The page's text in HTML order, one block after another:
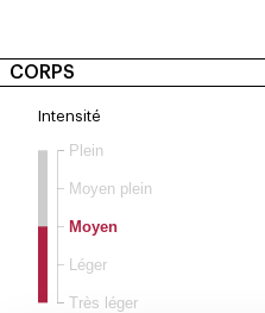
CORPS
Intensité
Très léger
Léger
Moyen
Moyen plein
Plein